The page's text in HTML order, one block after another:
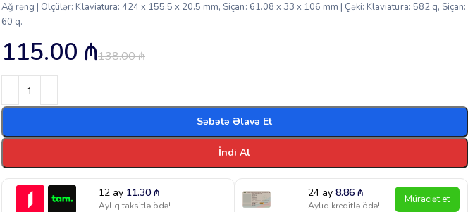
Ağ rəng | Ölçülər: Klaviatura: 424 x 155.5 x 20.5 mm, Siçan: 61.08 x 33 x 106 mm | Çəki: Klaviatura: 582 q, Siçan:
60 q.
138.00₼
115.00 ₼
Səbətə Əlavə Et
İndi Al
12 ay 11.30₼
Aylıq taksitlə ödə!
24 ay8.86₼
Aylıq kreditlə ödə! Müraciət et